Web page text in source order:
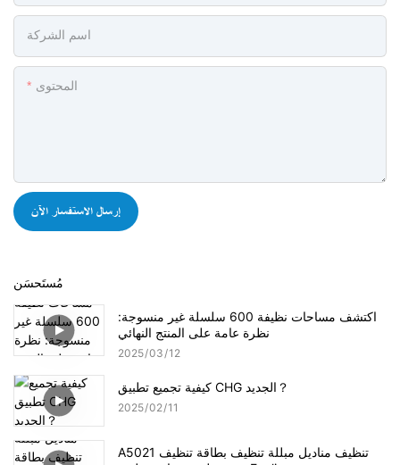
اسم الشركة
المحتوى
إرسال الاستفسار الآن
مُستَحسَن
اكتشف مساحات نظيفة 600 سلسلة غير منسوجة:
نظرة عامة على المنتج النهائي
2025 03 12
كيفية تجميع تطبيق CHG الجديد？
2025 02 11
A5021 تنظيف مناديل مبللة تنظيف بطاقة تنظيف